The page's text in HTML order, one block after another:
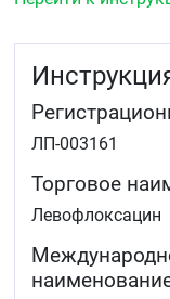
ЛОР-органов
кожи и мягких
абсцесс,
туберкулёз
устойчивых
хронический
ЛП-003161
Торговое
Левофлоксацин